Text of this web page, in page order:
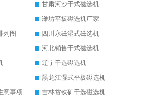
甘肃河沙干式磁选机
潍坊平板磁选机厂家
列图
四川永磁湿式磁选机
河北销售干式磁选机
辽宁干选磁选机
黑龙江湿式平板磁选机
意事项
吉林贫铁矿干选磁选机